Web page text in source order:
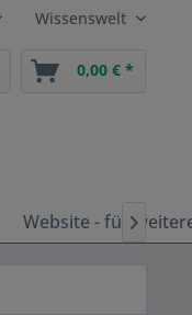
Wissenswelt
0,00 € *
Website - für